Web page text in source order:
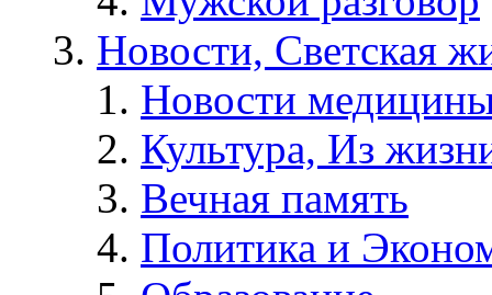
Новости, Светская
Новости
Культура, Из
Вечная память
Политика и